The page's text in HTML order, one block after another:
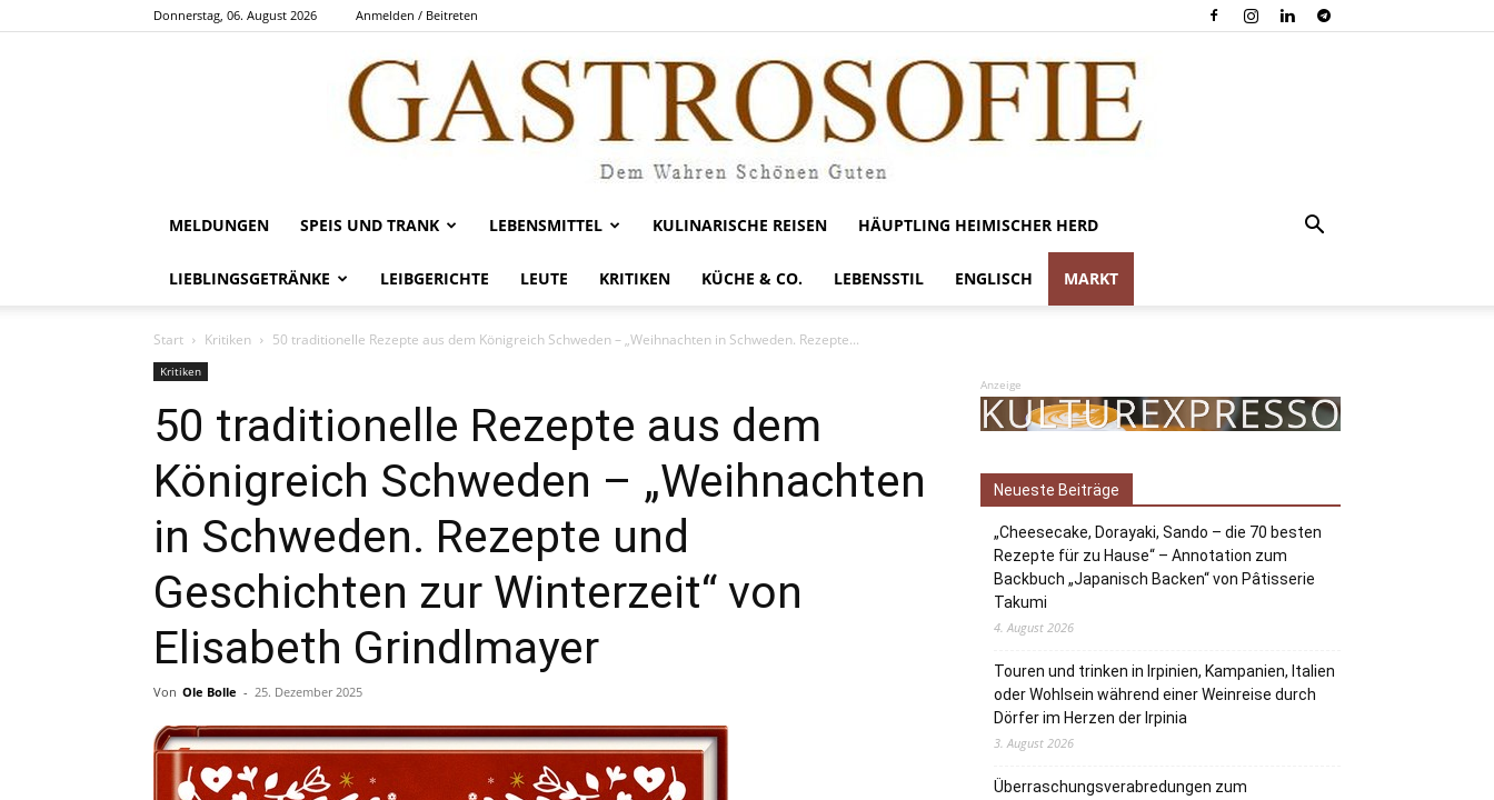
Donnerstag, 06. August 2026 Anmelden / Beitreten
Gastrosofie
MELDUNGEN SPEIS UND TRANK LEBENSMITTEL KULINARISCHE REISEN HÄUPTLING HEIMISCHER HERD
LIEBLINGSGETRÄNKE LEIBGERICHTE LEUTE KRITIKEN KÜCHE & CO. LEBENSSTIL ENGLISCH MARKT
Start Kritiken 50 traditionelle Rezepte aus dem Königreich Schweden – „Weihnachten in Schweden. Rezepte...
Kritiken
50 traditionelle Rezepte aus dem
Königreich Schweden – „Weihnachten
in Schweden. Rezepte und
Geschichten zur Winterzeit“ von
Elisabeth Grindlmayer
Von Ole Bolle - 25. Dezember 2025
Anzeige
Neueste Beiträge
„Cheesecake, Dorayaki, Sando – die 70 besten
Rezepte für zu Hause“ – Annotation zum
Backbuch „Japanisch Backen“ von Pâtisserie
Takumi
4. August 2026
Touren und trinken in Irpinien, Kampanien, Italien
oder Wohlsein während einer Weinreise durch
Dörfer im Herzen der Irpinia
3. August 2026
Überraschungsverabredungen zum